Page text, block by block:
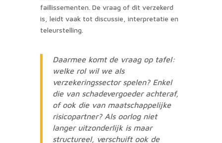
faillissementen. De vraag of dit verzekerd
is, leidt vaak tot discussie, interpretatie en
teleurstelling.
Daarmee komt de vraag op tafel:
welke rol wil we als
verzekeringssector spelen? Enkel
die van schadevergoeder achteraf,
of ook die van maatschappelijke
risicopartner? Als oorlog niet
langer uitzonderlijk is maar
structureel, verschuift ook de